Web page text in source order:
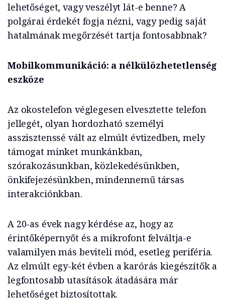
lehetőséget, vagy veszélyt lát-e benne? A
polgárai érdekét fogja nézni, vagy pedig saját
hatalmának megőrzését tartja fontosabbnak?
Mobilkommunikáció: a nélkülözhetetlenség
eszköze
Az okostelefon véglegesen elvesztette telefon
jellegét, olyan hordozható személyi
asszisztenssé vált az elmúlt évtizedben, mely
támogat minket munkánkban,
szórakozásunkban, közlekedésünkben,
önkifejezésünkben, mindennemű társas
interakciónkban.
A 20-as évek nagy kérdése az, hogy az
érintőképernyőt és a mikrofont felváltja-e
valamilyen más beviteli mód, esetleg periféria.
Az elmúlt egy-két évben a karórás kiegészítők a
legfontosabb utasítások átadására már
lehetőséget biztosítottak.